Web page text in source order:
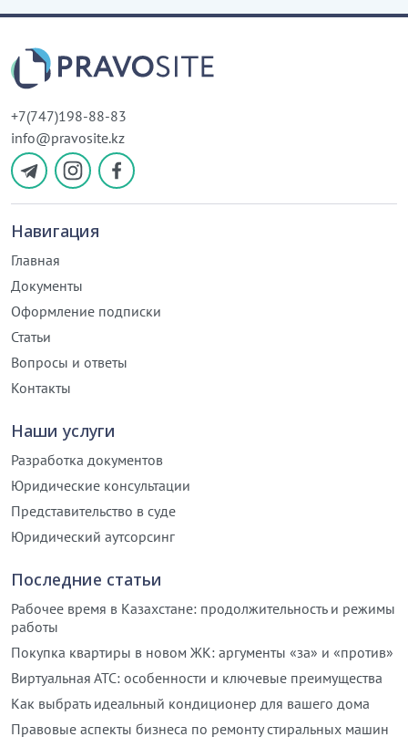
+7(747)198-88-83
info@pravosite.kz
Навигация
Главная
Документы
Оформление подписки
Статьи
Вопросы и ответы
Контакты
Наши услуги
Разработка документов
Юридические консультации
Представительство в суде
Юридический аутсорсинг
Последние статьи
Рабочее время в Казахстане: продолжительность и режимы
работы
Покупка квартиры в новом ЖК: аргументы «за» и «против»
Виртуальная АТС: особенности и ключевые преимущества
Как выбрать идеальный кондиционер для вашего дома
Правовые аспекты бизнеса по ремонту стиральных машин